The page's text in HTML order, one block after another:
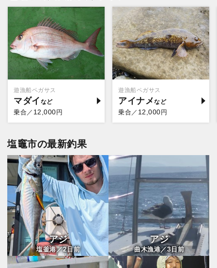
遊漁船ペガサス
マダイ
乗合／ 12,000円
遊漁船ペガサス
アイナメ
乗合／ 12,000円
塩竈市の最新釣果
アジ
塩釜港／2日前
アジ
曲木漁港／3日前